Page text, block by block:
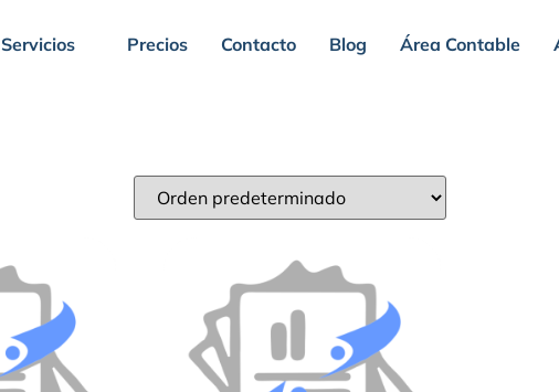
Servicios Precios Contacto Blog Área Contable